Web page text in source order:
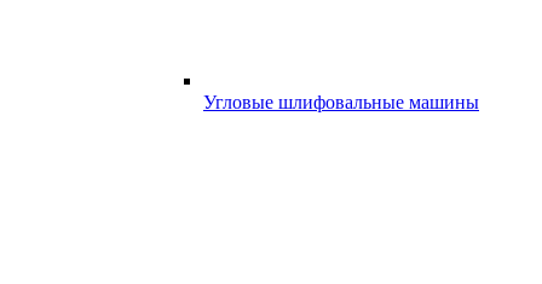
Угловые шлифовальные машины